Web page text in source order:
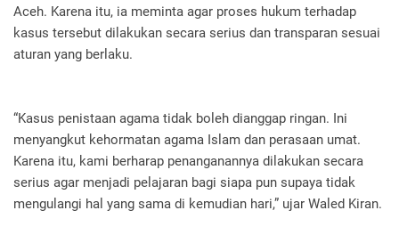
Aceh. Karena itu, ia meminta agar proses hukum terhadap
kasus tersebut dilakukan secara serius dan transparan sesuai
aturan yang berlaku.
“Kasus penistaan agama tidak boleh dianggap ringan. Ini
menyangkut kehormatan agama Islam dan perasaan umat.
Karena itu, kami berharap penanganannya dilakukan secara
serius agar menjadi pelajaran bagi siapa pun supaya tidak
mengulangi hal yang sama di kemudian hari,” ujar Waled Kiran.